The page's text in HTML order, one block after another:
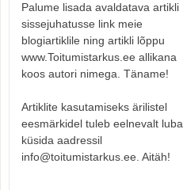
Palume lisada avaldatava artikli
sissejuhatusse link meie
blogiartiklile ning artikli lõppu
www.Toitumistarkus.ee allikana
koos autori nimega. Täname!
Artiklite kasutamiseks ärilistel
eesmärkidel tuleb eelnevalt luba
küsida aadressil
info@toitumistarkus.ee. Aitäh!